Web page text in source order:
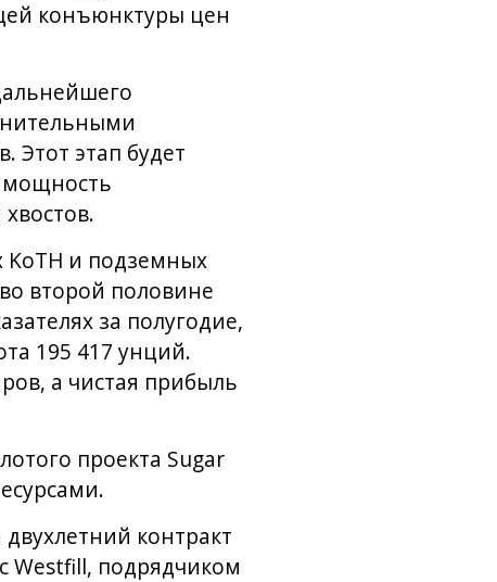
конъюнктуры цен
Этот этап будет
мощность
KoTH и подземных
второй половине
за полугодие,
195 417 унций.
а чистая прибыль
проекта Sugar
контракт
Westfill, подрядчиком